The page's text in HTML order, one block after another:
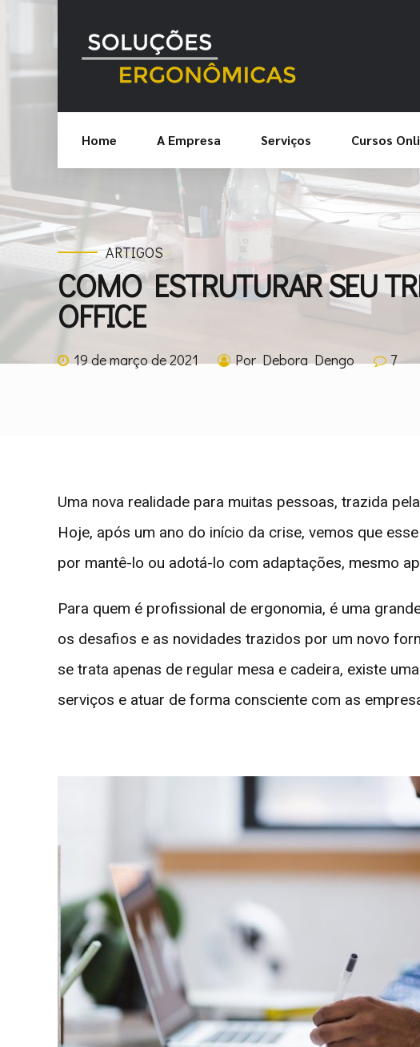
Home A Empresa Serviços Cursos
ARTIGOS
COMO ESTRUTURAR SEU
OFFICE
19 de março de 2021 Por Debora Dengo 7
Uma nova realidade para muitas pessoas, trazida
Hoje, após um ano do início da crise, vemos que
por mantê-lo ou adotá-lo com adaptações, mesmo
Para quem é profissional de ergonomia, é uma
os desafios e as novidades trazidos por um novo
se trata apenas de regular mesa e cadeira, existe
serviços e atuar de forma consciente com as